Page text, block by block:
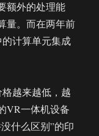
额外的处理能
量。而在两年前
计算单元集成
越来越低，越
VR一体机设备
什么区别”的印